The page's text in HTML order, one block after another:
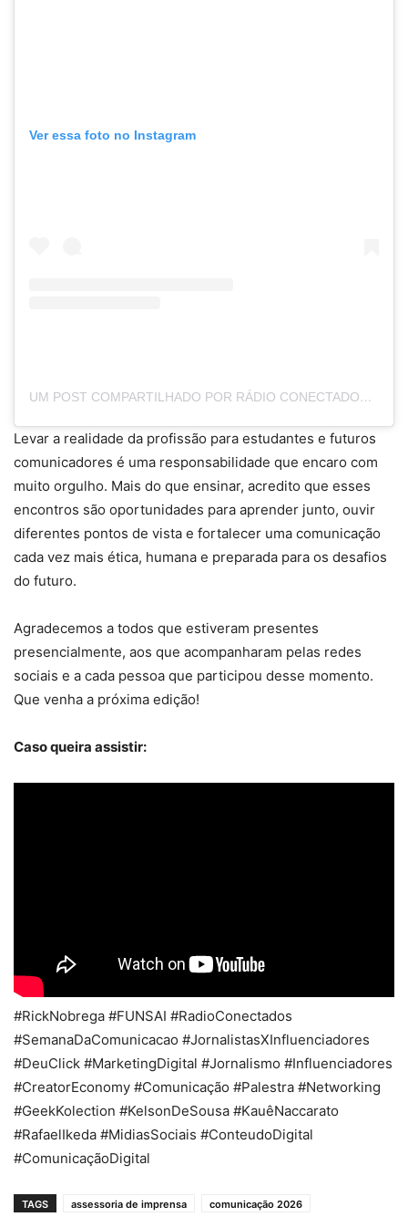
Ver essa foto no Instagram
UM POST COMPARTILHADO POR RÁDIO CONECTADOS (@RADIOWEBCONECTADOS)
Levar a realidade da profissão para estudantes e futuros
comunicadores é uma responsabilidade que encaro com
muito orgulho. Mais do que ensinar, acredito que esses
encontros são oportunidades para aprender junto, ouvir
diferentes pontos de vista e fortalecer uma comunicação
cada vez mais ética, humana e preparada para os desafios
do futuro.
Agradecemos a todos que estiveram presentes
presencialmente, aos que acompanharam pelas redes
sociais e a cada pessoa que participou desse momento.
Que venha a próxima edição!
Caso queira assistir:
#RickNobrega #FUNSAI #RadioConectados
#SemanaDaComunicacao #JornalistasXInfluenciadores
#DeuClick #MarketingDigital #Jornalismo #Influenciadores
#CreatorEconomy #Comunicação #Palestra #Networking
#GeekKolection #KelsonDeSousa #KauêNaccarato
#RafaelIkeda #MidiasSociais #ConteudoDigital
#ComunicaçãoDigital
TAGS assessoria de imprensa comunicação 2026